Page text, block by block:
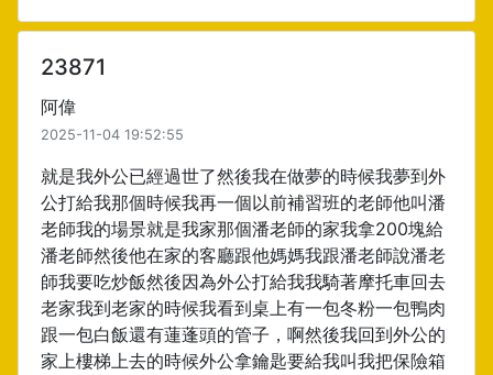
23871
阿偉
2025-11-04 19:52:55
就是我外公已經過世了然後我在做夢的時候我夢到外
公打給我那個時候我再一個以前補習班的老師他叫潘
老師我的場景就是我家那個潘老師的家我拿200塊給
潘老師然後他在家的客廳跟他媽媽我跟潘老師說潘老
師我要吃炒飯然後因為外公打給我我騎著摩托車回去
老家我到老家的時候我看到桌上有一包冬粉一包鴨肉
跟一包白飯還有蓮蓬頭的管子，啊然後我回到外公的
家上樓梯上去的時候外公拿鑰匙要給我叫我把保險箱